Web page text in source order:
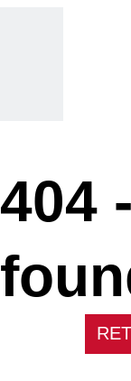
404 -